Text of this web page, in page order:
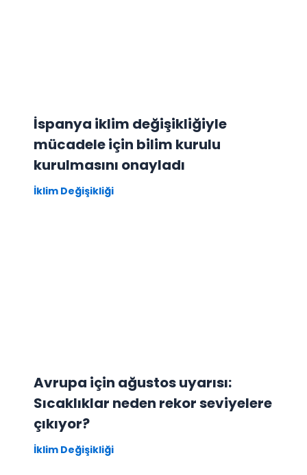
İspanya iklim değişikliğiyle
mücadele için bilim kurulu
kurulmasını onayladı
İklim Değişikliği
Avrupa için ağustos uyarısı:
Sıcaklıklar neden rekor seviyelere
çıkıyor?
İklim Değişikliği